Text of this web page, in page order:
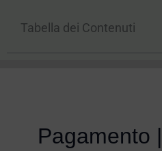
Tabella dei Contenuti
Pagamento